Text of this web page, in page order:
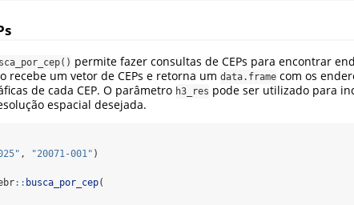
permite fazer consultas de CEPs para encontrar
recebe um vetor de CEPs e retorna um data.frame com os
de cada CEP. O parâmetro h3_res pode ser utilizado para
espacial desejada.
, "20071-001" )
:: busca_por_cep(